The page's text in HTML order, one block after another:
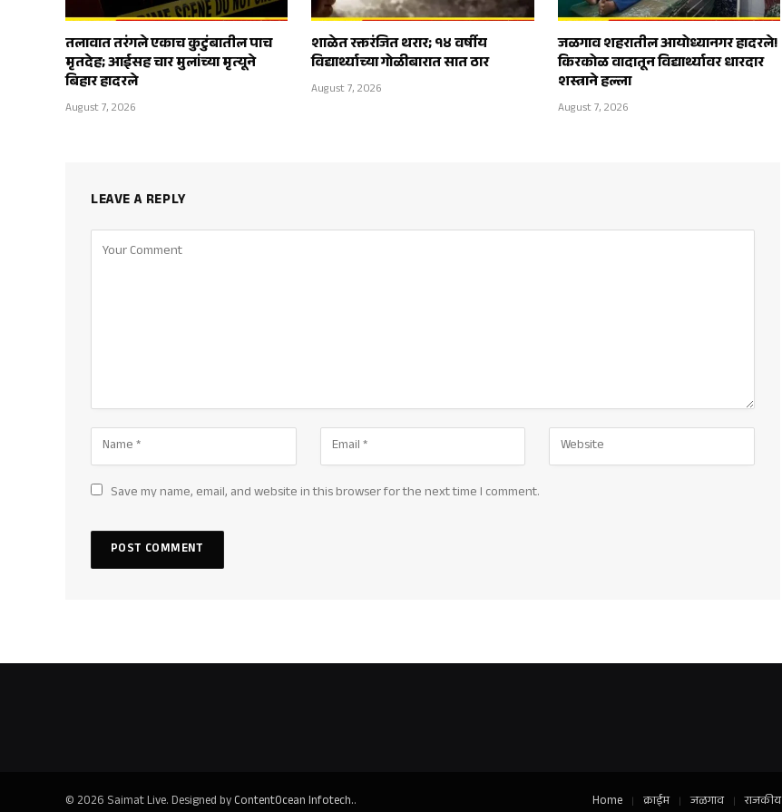
तलावात तरंगले एकाच कुटुंबातील पाच
मृतदेह; आईसह चार मुलांच्या मृत्यूने
बिहार हादरले
August 7, 2026
शाळेत रक्तरंजित थरार; १४ वर्षीय
विद्यार्थ्याच्या गोळीबारात सात ठार
August 7, 2026
जळगाव शहरातील आयोध्यानगर हादरले!
किरकोळ वादातून विद्यार्थ्यावर धारदार
शस्त्राने हल्ला
August 7, 2026
LEAVE A REPLY
Save my name, email, and website in this browser for the next time I comment.
© 2026 Saimat Live. Designed byContentOcean Infotech.. Home क्राईम जळगाव राजकीय